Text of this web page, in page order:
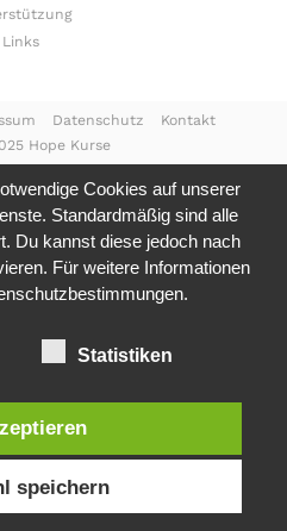
Links
Hope Kurse
Datenschutz Kontakt
Cookies auf unserer
Standardmäßig sind alle
Du kannst diese jedoch nach
Für weitere Informationen
Statistiken
speichern